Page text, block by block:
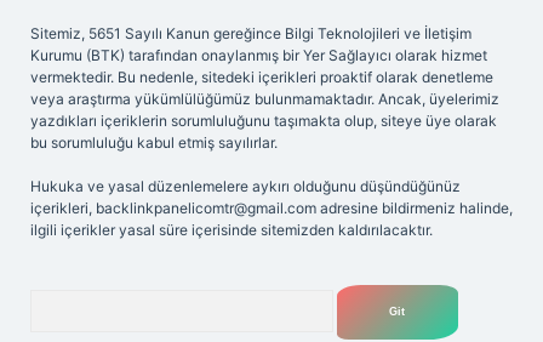
Sitemiz, 5651 Sayılı Kanun gereğince Bilgi Teknolojileri ve İletişim
Kurumu (BTK) tarafından onaylanmış bir Yer Sağlayıcı olarak hizmet
vermektedir. Bu nedenle, sitedeki içerikleri proaktif olarak denetleme
veya araştırma yükümlülüğümüz bulunmamaktadır. Ancak, üyelerimiz
yazdıkları içeriklerin sorumluluğunu taşımakta olup, siteye üye olarak
bu sorumluluğu kabul etmiş sayılırlar.
Hukuka ve yasal düzenlemelere aykırı olduğunu düşündüğünüz
içerikleri, backlinkpanelicomtr@gmail.com adresine bildirmeniz halinde,
ilgili içerikler yasal süre içerisinde sitemizden kaldırılacaktır.